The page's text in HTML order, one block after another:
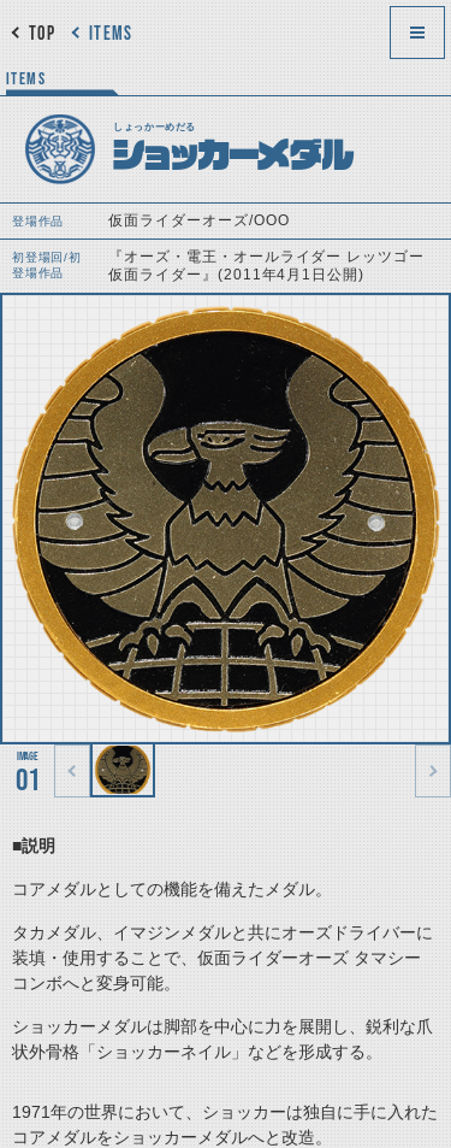
ITEMS
TOP
ITEMS
しょっかーめだる
ショッカーメダル
登場作品 仮面ライダーオーズ/OOO
初登場回/初
登場作品
『オーズ・電王・オールライダー レッツゴー
仮面ライダー』(2011年4月1日公開)
01
■説明
コアメダルとしての機能を備えたメダル。
タカメダル、イマジンメダルと共にオーズドライバーに
装填・使用することで、仮面ライダーオーズ タマシー
コンボへと変身可能。
ショッカーメダルは脚部を中心に力を展開し、鋭利な爪
状外骨格「ショッカーネイル」などを形成する。
1971年の世界において、ショッカーは独自に手に入れた
コアメダルをショッカーメダルへと改造。